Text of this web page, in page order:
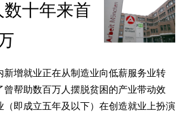
十年来首
新增就业正在从制造业向低薪服务业转
曾帮助数百万人摆脱贫困的产业带动效
（即成立五年及以下）在创造就业上扮演